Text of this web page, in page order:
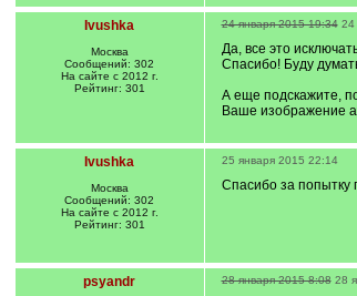
Ivushka
Москва
Сообщений: 302
На сайте с 2012 г.
Рейтинг: 301
24 января 2015 19:34 24
Да, все это
Спасибо! Буду
А еще подскажите,
Ваше изображение
Ivushka
Москва
Сообщений: 302
На сайте с 2012 г.
Рейтинг: 301
25 января 2015 22:14
Спасибо за попытку
psyandr 28 января 2015 8:08 28